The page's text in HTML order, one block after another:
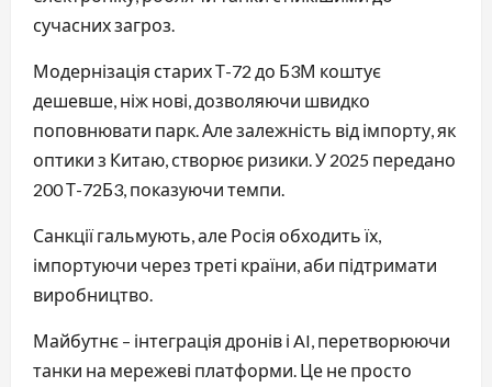
сучасних загроз.
Модернізація старих Т-72 до Б3М коштує
дешевше, ніж нові, дозволяючи швидко
поповнювати парк. Але залежність від імпорту, як
оптики з Китаю, створює ризики. У 2025 передано
200 Т-72Б3, показуючи темпи.
Санкції гальмують, але Росія обходить їх,
імпортуючи через треті країни, аби підтримати
виробництво.
Майбутнє – інтеграція дронів і AI, перетворюючи
танки на мережеві платформи. Це не просто